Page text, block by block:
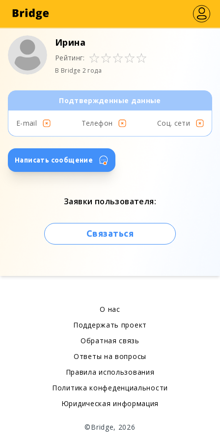
Ирина
Рейтинг:
В Bridge 2 года
Подтвержденные данные
E-mail Телефон Соц. сети
Написать сообщение
Заявки пользователя:
Связаться
О нас
Поддержать проект
Обратная связь
Ответы на вопросы
Правила использования
Политика конфеденциальности
Юридическая информация
©Bridge, 2026